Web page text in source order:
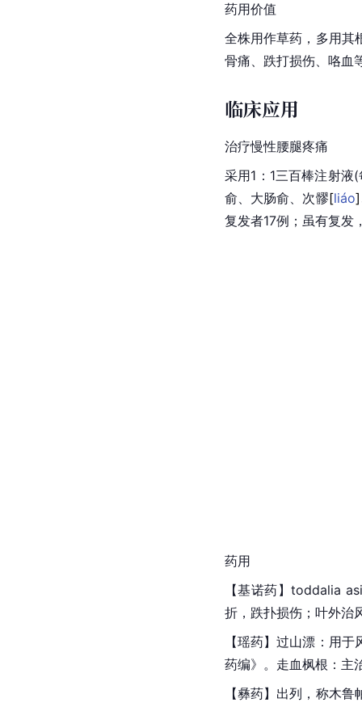
药用价值
全株用作草药，多用其
骨痛、跌打损伤、咯血
临床应用
治疗慢性腰腿疼痛
采用1：1三百棒注射液
俞、大肠俞、次髎[liáo]
复发者17例；虽有复发
药用
【基诺药】toddalia
折，跌扑损伤；叶外治
【瑶药】过山漂：用
药编》。走血枫根：主
【彝药】出列，称木